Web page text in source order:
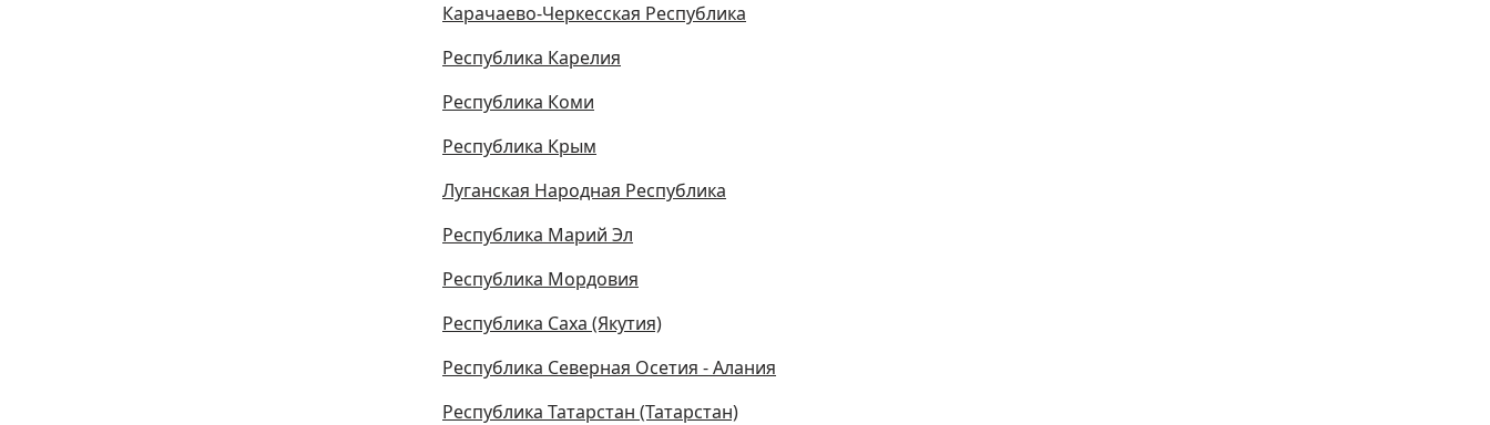
Карачаево-Черкесская Республика
Республика Карелия
Республика Коми
Республика Крым
Луганская Народная Республика
Республика Марий Эл
Республика Мордовия
Республика Саха (Якутия)
Республика Северная Осетия - Алания
Республика Татарстан (Татарстан)